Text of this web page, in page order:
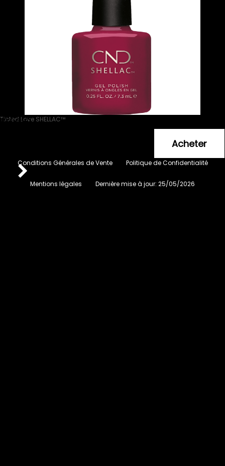
Tinted Love SHELLAC™
7.3 ml
17.90 €
Conditions Générales de Vente Politique de Confidentialité
Mentions légales Dernière mise à jour: 25/05/2026